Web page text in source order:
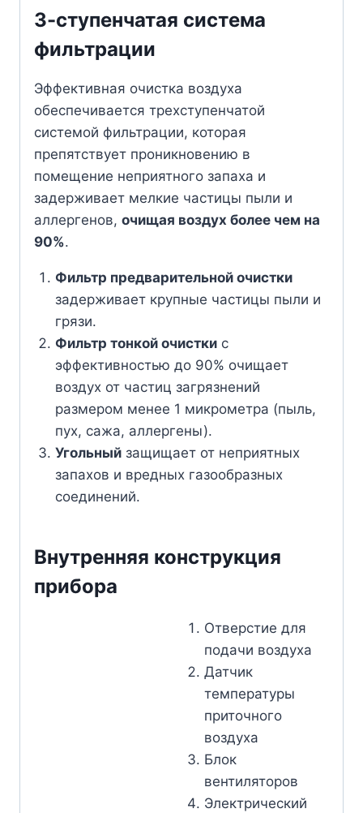
3-ступенчатая система
фильтрации
Эффективная очистка воздуха
обеспечивается трехступенчатой
системой фильтрации, которая
препятствует проникновению в
помещение неприятного запаха и
задерживает мелкие частицы пыли и
аллергенов, очищая воздух более чем на
90%.
Фильтр предварительной очистки
задерживает крупные частицы пыли и
грязи.
Фильтр тонкой очисткис
эффективностью до 90% очищает
воздух от частиц загрязнений
размером менее 1 микрометра (пыль,
пух, сажа, аллергены).
Угольныйзащищает от неприятных
запахов и вредных газообразных
соединений.
Внутренняя конструкция
прибора
Отверстие для
подачи воздуха
Датчик
температуры
приточного
воздуха
Блок
вентиляторов
Электрический